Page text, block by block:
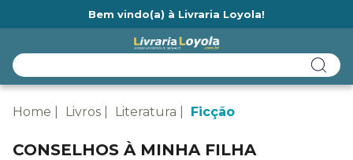
Bem vindo(a) à Livraria Loyola!
Home Livros Literatura Ficção
CONSELHOS À MINHA FILHA